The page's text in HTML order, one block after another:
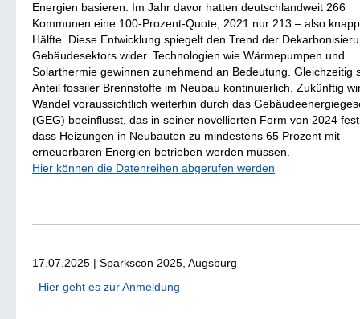
Energien basieren. Im Jahr davor hatten deutschlandweit 266
Kommunen eine 100-Prozent-Quote, 2021 nur 213 – also
Hälfte. Diese Entwicklung spiegelt den Trend der
Gebäudesektors wider. Technologien wie Wärmepumpen und
Solarthermie gewinnen zunehmend an Bedeutung. Gleichzeitig
Anteil fossiler Brennstoffe im Neubau kontinuierlich. Zukünftig
Wandel voraussichtlich weiterhin durch das
(GEG) beeinflusst, das in seiner novellierten Form von 2024
dass Heizungen in Neubauten zu mindestens 65 Prozent mit
erneuerbaren Energien betrieben werden müssen.
Hier können die Datenreihen abgerufen werden
17.07.2025 | Sparkscon 2025, Augsburg
Hier geht es zur Anmeldung